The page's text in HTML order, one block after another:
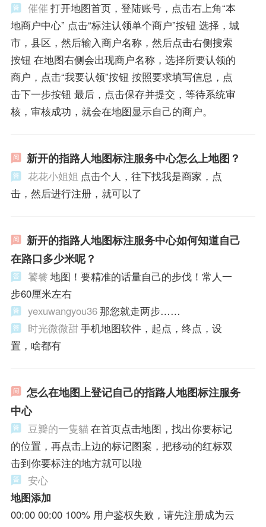
催催 打开地图首页，登陆账号，点击右上角“本
地商户中心” 点击“标注认领单个商户”按钮 选择，城
市，县区，然后输入商户名称，然后点击右侧搜索
按钮 在地图右侧会出现商户名称，选择所要认领的
商户，点击“我要认领”按钮 按照要求填写信息，点
击下一步按钮 最后，点击保存并提交，等待系统审
核，审核成功，就会在地图显示自己的商户。
新开的指路人地图标注服务中心怎么上地图？
花花小姐姐 点击个人，往下找我是商家，点
击，然后进行注册，就可以了
新开的指路人地图标注服务中心如何知道自己
在路口多少米呢？
饕餮 地图！要精准的话量自己的步伐！常人一
步60厘米左右
yexuwangyou36那您就走两步……
时光微微甜手机地图软件，起点，终点，设
置，啥都有
怎么在地图上登记自己的指路人地图标注服务
中心
豆瓣的一隻貓 在首页点击地图，找出你要标记
的位置，再点击上边的标记图案，把移动的红标双
击到你要标注的地方就可以啦
安心
地图添加
00:00 00:00 100% 用户鉴权失败，请先注册成为云